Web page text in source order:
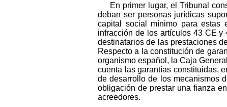
En primer lugar, el Tribunal
deban ser personas jurídicas
capital social mínimo para estas
infracción de los artículos 43 CE
destinatarios de las prestaciones
Respecto a la constitución de
organismo español, la Caja
cuenta las garantías constituidas,
de desarrollo de los mecanismos
obligación de prestar una fianza
acreedores.